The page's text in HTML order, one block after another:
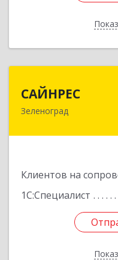
САЙНРЕС
Зеленоград
Клиентов на
1С:Специалист
124365, Москва г,